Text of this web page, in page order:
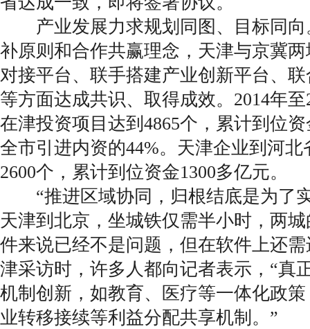
产业发展力求规划同图、目标同向
补原则和合作共赢理念，天津与京冀
对接平台、联手搭建产业创新平台、
等方面达成共识、取得成效。2014年
在津投资项目达到4865个，累计到位
全市引进内资的44%。天津企业到河
2600个，累计到位资金1300多亿元。
“推进区域协同，归根结底是为了
天津到北京，坐城铁仅需半小时，两
件来说已经不是问题，但在软件上还
津采访时，许多人都向记者表示，“真
机制创新，如教育、医疗等一体化政
业转移接续等利益分配共享机制。”